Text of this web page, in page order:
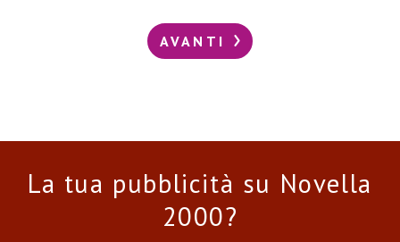
AVANTI
La tua pubblicità su Novella
2000?